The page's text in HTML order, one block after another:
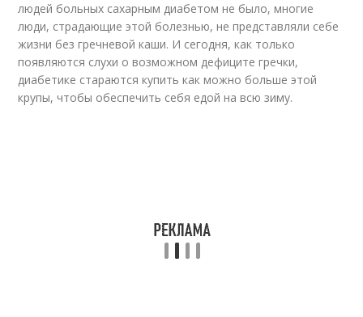
людей больных сахарным диабетом не было, многие
люди, страдающие этой болезнью, не представляли себе
жизни без гречневой каши. И сегодня, как только
появляются слухи о возможном дефиците гречки,
диабетике стараются купить как можно больше этой
крупы, чтобы обеспечить себя едой на всю зиму.